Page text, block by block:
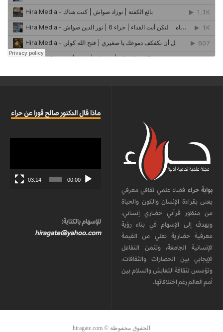
بوابة حراء فضاء علمي ثقافي معرفي
يعنى بقراءة الإنسان والكون والحياة
من منظور قرآني حضاري إنساني،
ويهدف إلى الإسهام في بناء رؤية
معرفية حضارية تعلي من القيمة
الإنسانية الجامعة، وتثمن التفاعل
الإيجابي بين الحضارات والثقافات،
وتؤسس لثقافة التعايش والسلام بين
أمم العالم رغم اختلافاتها.
ماذا قال الدكتور صالح قورا عن حراء
00:00
03:14
للإسهام بالكتابة:
hiragate@yahoo.com
الحقوق محفوظة © hiragate.com